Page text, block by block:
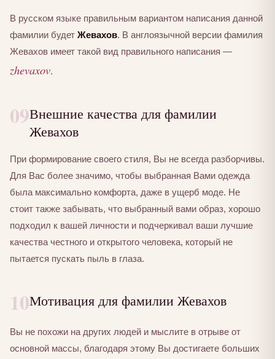
В русском языке правильным вариантом написания данной
фамилии будет Жевахов. В англоязычной версии фамилия
Жевахов имеет такой вид правильного написания —
zhevaxov.
09Внешние качества для фамилии
Жевахов
При формирование своего стиля, Вы не всегда разборчивы.
Для Вас более значимо, чтобы выбранная Вами одежда
была максимально комфорта, даже в ущерб моде. Не
стоит также забывать, что выбранный вами образ, хорошо
подходил к вашей личности и подчеркивал ваши лучшие
качества честного и открытого человека, который не
пытается пускать пыль в глаза.
10Мотивация для фамилии Жевахов
Вы не похожи на других людей и мыслите в отрыве от
основной массы, благодаря этому Вы достигаете больших